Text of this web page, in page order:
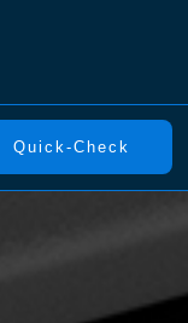
Quick-Check